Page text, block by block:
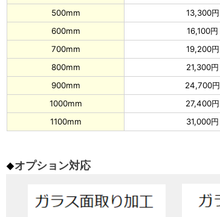
500mm
13,300円
600mm
16,100円
700mm
19,200円
800mm
21,300円
900mm
24,700円
1000mm
27,400円
1100mm
31,000円
◆オプション対応